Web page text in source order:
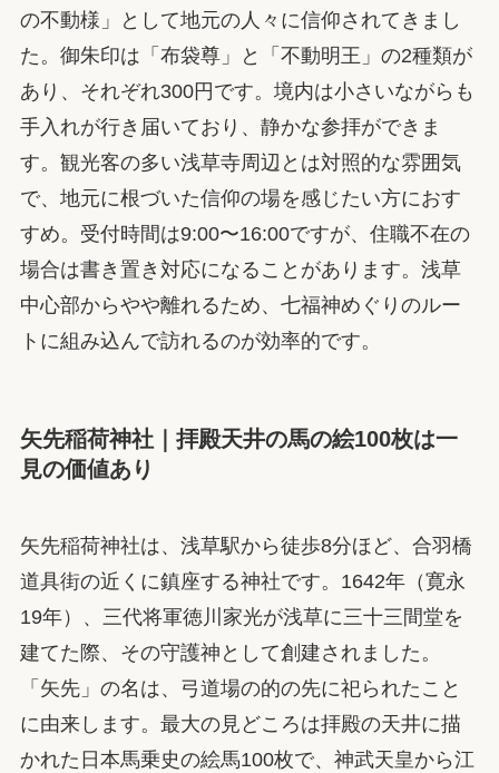
の不動様」として地元の人々に信仰されてきまし
た。御朱印は「布袋尊」と「不動明王」の2種類が
あり、それぞれ300円です。境内は小さいながらも
手入れが行き届いており、静かな参拝ができま
す。観光客の多い浅草寺周辺とは対照的な雰囲気
で、地元に根づいた信仰の場を感じたい方におす
すめ。受付時間は9:00〜16:00ですが、住職不在の
場合は書き置き対応になることがあります。浅草
中心部からやや離れるため、七福神めぐりのルー
トに組み込んで訪れるのが効率的です。
矢先稲荷神社｜拝殿天井の馬の絵100枚は一
見の価値あり
矢先稲荷神社は、浅草駅から徒歩8分ほど、合羽橋
道具街の近くに鎮座する神社です。1642年（寛永
19年）、三代将軍徳川家光が浅草に三十三間堂を
建てた際、その守護神として創建されました。
「矢先」の名は、弓道場の的の先に祀られたこと
に由来します。最大の見どころは拝殿の天井に描
かれた日本馬乗史の絵馬100枚で、神武天皇から江